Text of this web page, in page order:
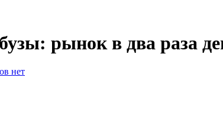
рынок в два раза
нет